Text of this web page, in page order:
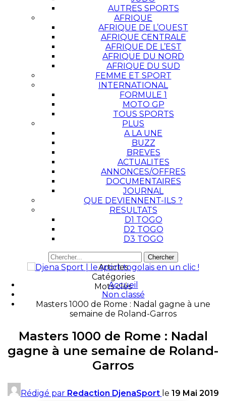
AUTRES SPORTS
AFRIQUE
AFRIQUE DE L’OUEST
AFRIQUE CENTRALE
AFRIQUE DE L’EST
AFRIQUE DU NORD
AFRIQUE DU SUD
FEMME ET SPORT
INTERNATIONAL
FORMULE 1
MOTO GP
TOUS SPORTS
PLUS
A LA UNE
BUZZ
BREVES
ACTUALITES
ANNONCES/OFFRES
DOCUMENTAIRES
JOURNAL
QUE DEVIENNENT-ILS ?
RESULTATS
D1 TOGO
D2 TOGO
D3 TOGO
Articles
Catégories
Mots clés
Accueil
Non classé
Masters 1000 de Rome : Nadal gagne à une
semaine de Roland-Garros
Masters 1000 de Rome : Nadal
gagne à une semaine de Roland-
Garros
Rédigé par Redaction DjenaSport le 19 Mai 2019